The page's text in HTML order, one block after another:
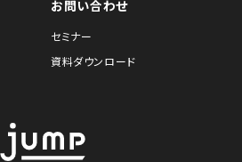
お問い合わせ
セミナー
資料ダウンロード